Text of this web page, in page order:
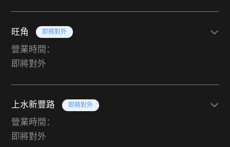
旺角 即將對外
營業時間：
即將對外
上水新豐路 即將對外
營業時間：
即將對外